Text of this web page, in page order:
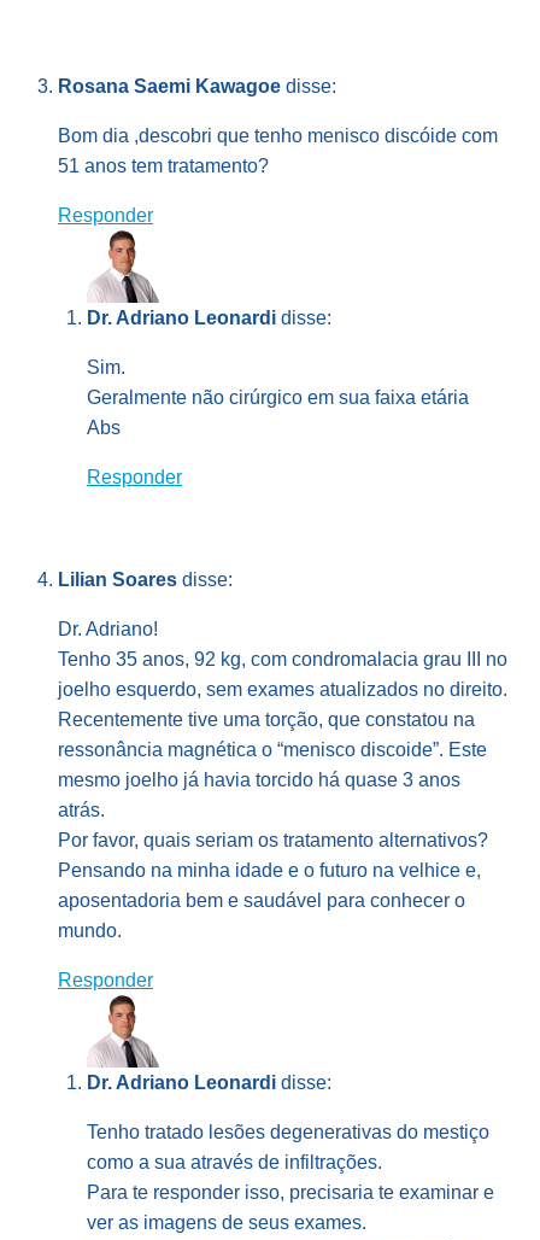
Rosana Saemi Kawagoe disse:
Bom dia ,descobri que tenho menisco discóide com
51 anos tem tratamento?
Responder
Dr. Adriano Leonardi disse:
Sim.
Geralmente não cirúrgico em sua faixa etária
Abs
Responder
Lilian Soares disse:
Dr. Adriano!
Tenho 35 anos, 92 kg, com condromalacia grau III no
joelho esquerdo, sem exames atualizados no direito.
Recentemente tive uma torção, que constatou na
ressonância magnética o “menisco discoide”. Este
mesmo joelho já havia torcido há quase 3 anos
atrás.
Por favor, quais seriam os tratamento alternativos?
Pensando na minha idade e o futuro na velhice e,
aposentadoria bem e saudável para conhecer o
mundo.
Responder
Dr. Adriano Leonardi disse:
Tenho tratado lesões degenerativas do mestiço
como a sua através de infiltrações.
Para te responder isso, precisaria te examinar e
ver as imagens de seus exames.